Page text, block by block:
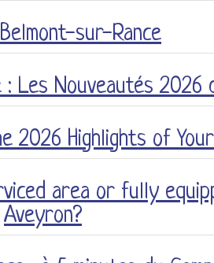
sur-Rance
Les Nouveautés 2026
Highlights of
area or fully
Aveyron?